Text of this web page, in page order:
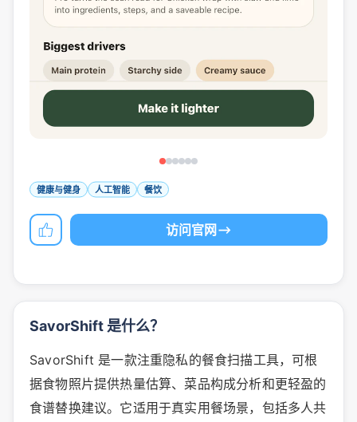
健康与健身 人工智能 餐饮
访问官网
SavorShift 是什么？
SavorShift 是一款注重隐私的餐食扫描工具，可根
据食物照片提供热量估算、菜品构成分析和更轻盈的
食谱替换建议。它适用于真实用餐场景，包括多人共